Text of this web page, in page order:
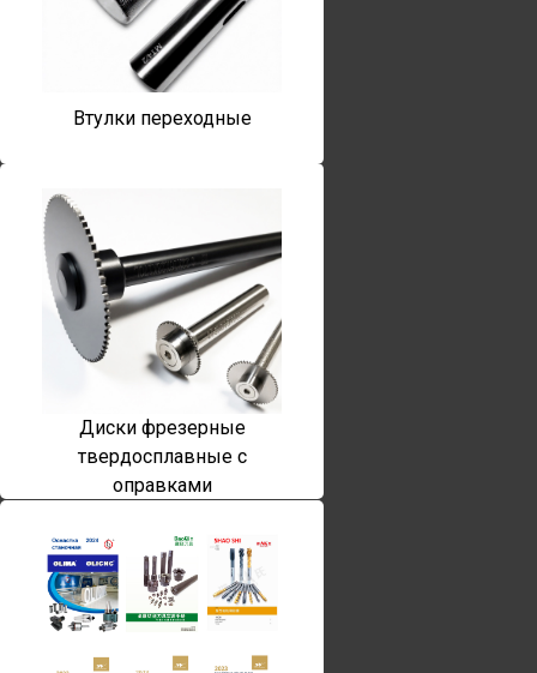
Втулки переходные
Диски фрезерные
твердосплавные с
оправками